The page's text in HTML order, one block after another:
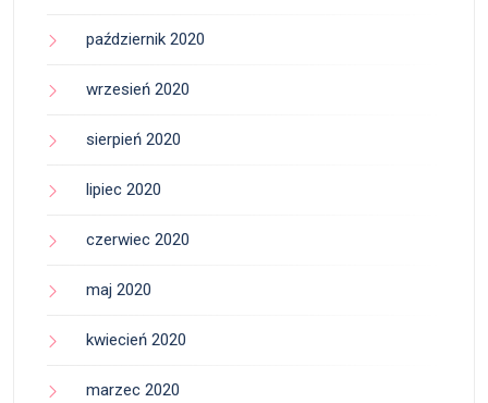
październik 2020
wrzesień 2020
sierpień 2020
lipiec 2020
czerwiec 2020
maj 2020
kwiecień 2020
marzec 2020